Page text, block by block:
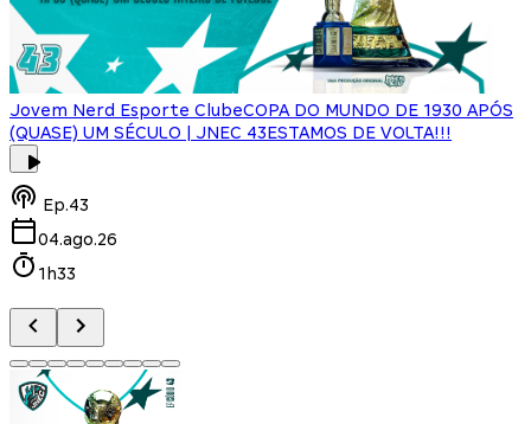
Jovem Nerd Esporte ClubeCOPA DO MUNDO DE 1930 APÓS
(QUASE) UM SÉCULO | JNEC 43ESTAMOS DE VOLTA!!!
Ep.43
04.ago.26
1h33